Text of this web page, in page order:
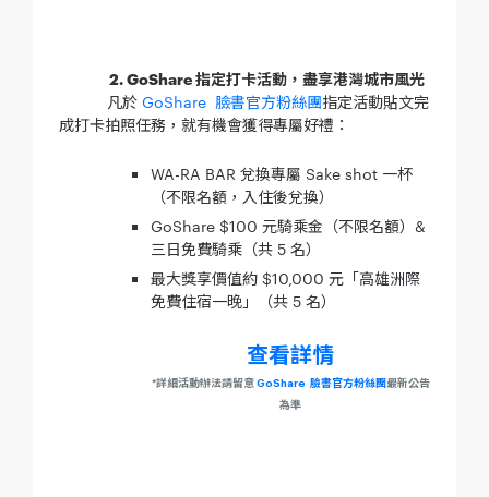
2. GoShare 指定打卡活動，盡享港灣城市風光
凡於 GoShare 臉書官方粉絲團指定活動貼文完
成打卡拍照任務，就有機會獲得專屬好禮：
WA-RA BAR 兌換專屬 Sake shot 一杯
（不限名額，入住後兌換）
GoShare $100 元騎乘金（不限名額）&
三日免費騎乘（共 5 名）
最大獎享價值約 $10,000 元「高雄洲際
免費住宿一晚」（共 5 名）
查看詳情
*詳細活動辦法請留意 GoShare 臉書官方粉絲團 最新公告
為準